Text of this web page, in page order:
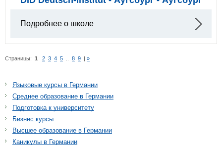
Подробнее о школе
Страницы: 1 2 3 4 5 8 9 | »
Языковые курсы в Германии
Среднее образование в Германии
Подготовка к университету
Бизнес курсы
Высшее образование в Германии
Каникулы в Германии